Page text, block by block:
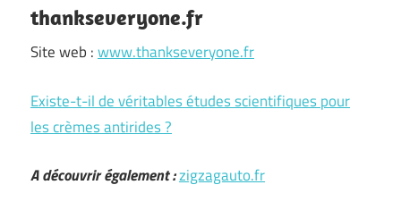
thankseveryone.fr
Site web :www.thankseveryone.fr
Existe-t-il de véritables études scientifiques pour
les crèmes antirides ?
A découvrir également :zigzagauto.fr